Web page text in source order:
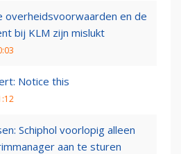
overheidsvoorwaarden en de
bij KLM zijn mislukt
Notice this
Schiphol voorlopig alleen
aan te sturen